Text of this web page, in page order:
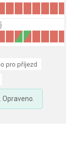
pro příjezd